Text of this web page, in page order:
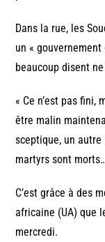
Dans la rue, les
un «
beaucoup disent
« Ce n’est pas fini,
être malin
sceptique, un autre
martyrs sont
C’est grâce à des
africaine (UA) que
mercredi.